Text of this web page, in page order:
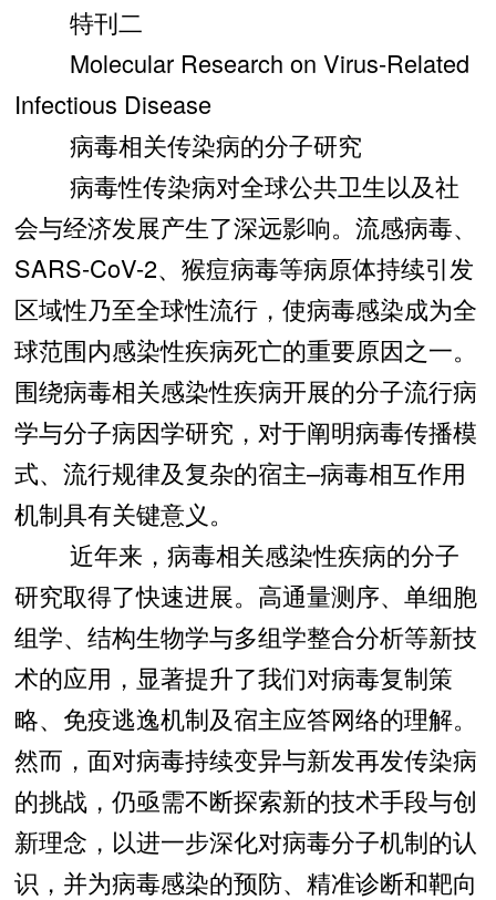
特刊二
Molecular Research on Virus-Related
Infectious Disease
病毒相关传染病的分子研究
病毒性传染病对全球公共卫生以及社
会与经济发展产生了深远影响。流感病毒、
SARS-CoV-2、猴痘病毒等病原体持续引发
区域性乃至全球性流行，使病毒感染成为全
球范围内感染性疾病死亡的重要原因之一。
围绕病毒相关感染性疾病开展的分子流行病
学与分子病因学研究，对于阐明病毒传播模
式、流行规律及复杂的宿主–病毒相互作用
机制具有关键意义。
近年来，病毒相关感染性疾病的分子
研究取得了快速进展。高通量测序、单细胞
组学、结构生物学与多组学整合分析等新技
术的应用，显著提升了我们对病毒复制策
略、免疫逃逸机制及宿主应答网络的理解。
然而，面对病毒持续变异与新发再发传染病
的挑战，仍亟需不断探索新的技术手段与创
新理念，以进一步深化对病毒分子机制的认
识，并为病毒感染的预防、精准诊断和靶向